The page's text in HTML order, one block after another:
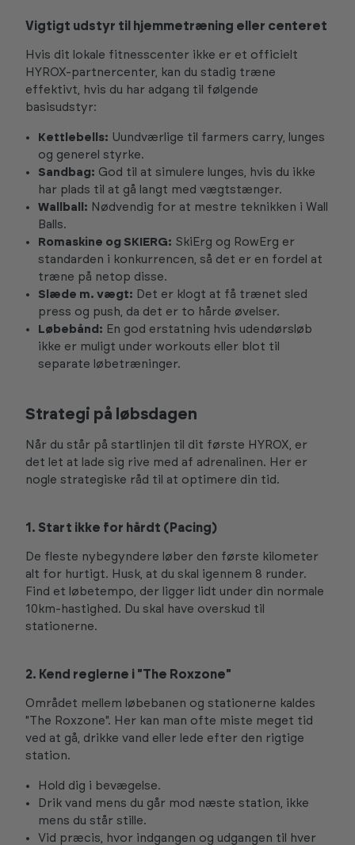
Vigtigt udstyr til hjemmetræning eller centeret
Hvis dit lokale fitnesscenter ikke er et officielt
HYROX-partnercenter, kan du stadig træne
effektivt, hvis du har adgang til følgende
basisudstyr:
Kettlebells: Uundværlige til farmers carry, lunges
og generel styrke.
Sandbag: God til at simulere lunges, hvis du ikke
har plads til at gå langt med vægtstænger.
Wallball: Nødvendig for at mestre teknikken i Wall
Balls.
Romaskine og SKIERG: SkiErg og RowErg er
standarden i konkurrencen, så det er en fordel at
træne på netop disse.
Slæde m. vægt: Det er klogt at få trænet sled
press og push, da det er to hårde øvelser.
Løbebånd: En god erstatning hvis udendørsløb
ikke er muligt under workouts eller blot til
separate løbetræninger.
Strategi på løbsdagen
Når du står på startlinjen til dit første HYROX, er
det let at lade sig rive med af adrenalinen. Her er
nogle strategiske råd til at optimere din tid.
1. Start ikke for hårdt (Pacing)
De fleste nybegyndere løber den første kilometer
alt for hurtigt. Husk, at du skal igennem 8 runder.
Find et løbetempo, der ligger lidt under din normale
10km-hastighed. Du skal have overskud til
stationerne.
2. Kend reglerne i "The Roxzone"
Området mellem løbebanen og stationerne kaldes
"The Roxzone". Her kan man ofte miste meget tid
ved at gå, drikke vand eller lede efter den rigtige
station.
Hold dig i bevægelse.
Drik vand mens du går mod næste station, ikke
mens du står stille.
Vid præcis, hvor indgangen og udgangen til hver